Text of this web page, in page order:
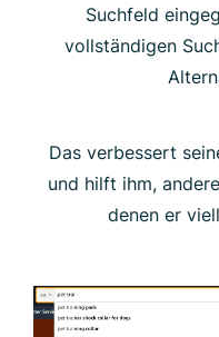
Suchfeld
vollständigen
Das verbessert
und hilft ihm,
denen er